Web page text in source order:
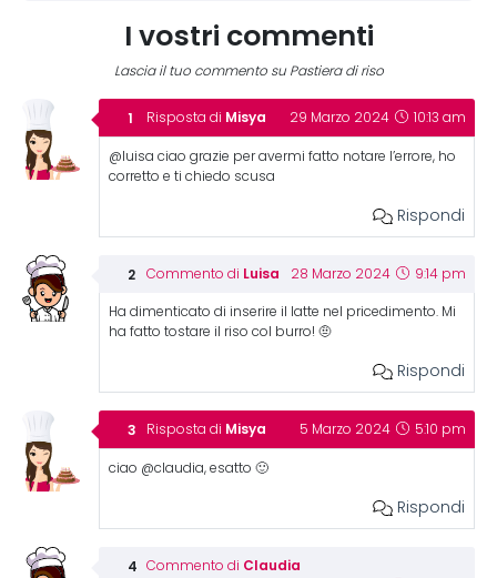
I vostri commenti
Lascia il tuo commento su Pastiera di riso
Risposta di Misya 29 Marzo 2024 10:13 am
@luisa ciao grazie per avermi fatto notare l’errore, ho
corretto e ti chiedo scusa
Rispondi
Commento di Luisa 28 Marzo 2024 9:14 pm
Ha dimenticato di inserire il latte nel pricedimento. Mi
ha fatto tostare il riso col burro! 🤨
Rispondi
Risposta di Misya 5 Marzo 2024 5:10 pm
ciao @claudia, esatto 🙂
Rispondi
Commento di Claudia